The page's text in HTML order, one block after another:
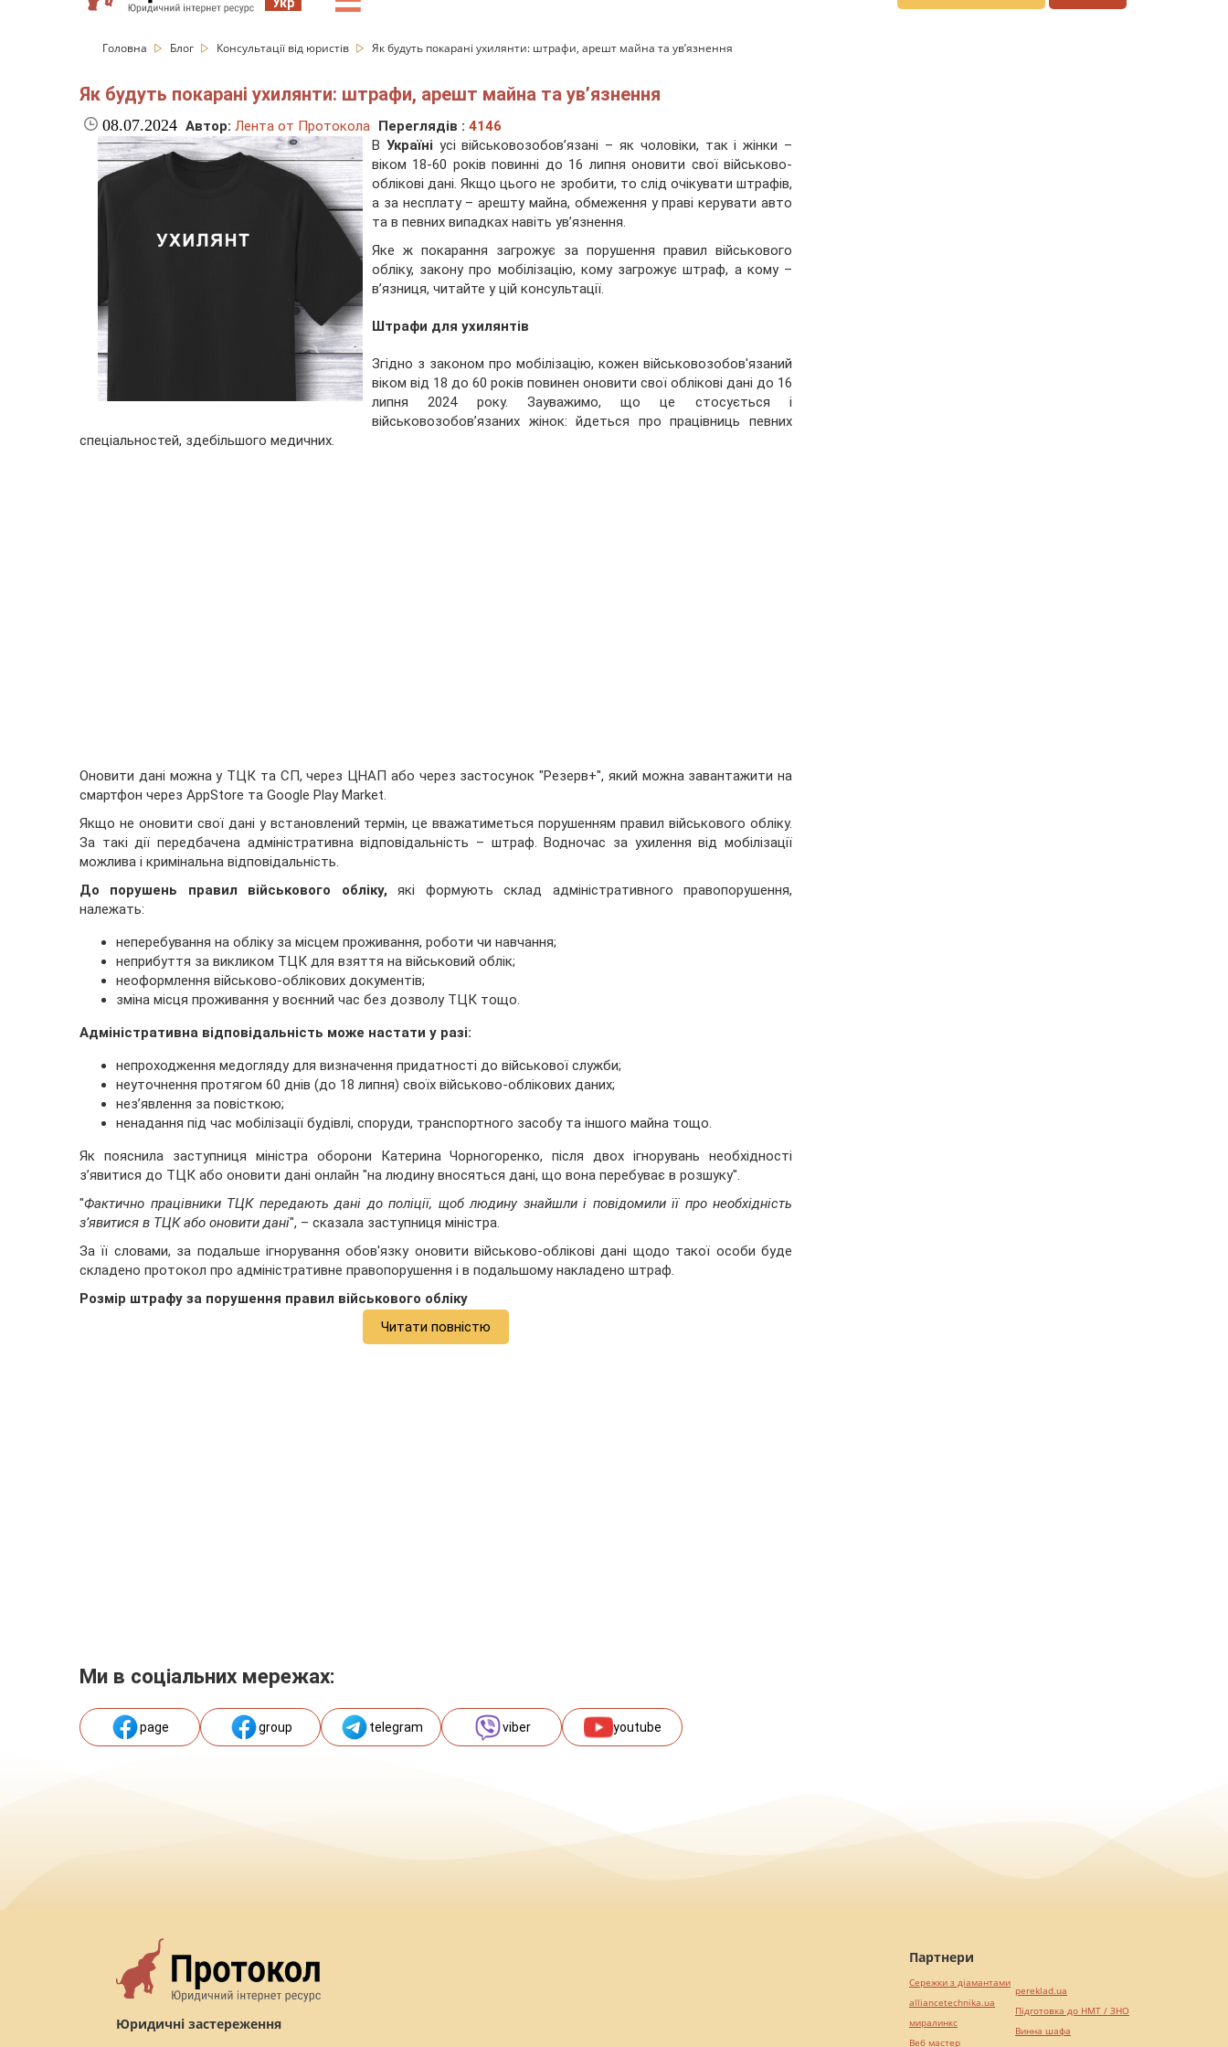
Головна Блог Консультації від юристів Як будуть покарані ухилянти: штрафи, арешт майна та ув’язнення
Як будуть покарані ухилянти: штрафи, арешт майна та ув’язнення
08.07.2024 Автор: Лента от Протокола Переглядів : 4146
В Україні усі військовозобов’язані – як чоловіки, так і жінки –
віком 18-60 років повинні до 16 липня оновити свої військово-
облікові дані. Якщо цього не зробити, то слід очікувати штрафів,
а за несплату – арешту майна, обмеження у праві керувати авто
та в певних випадках навіть ув’язнення.
Яке ж покарання загрожує за порушення правил військового
обліку, закону про мобілізацію, кому загрожує штраф, а кому –
в’язниця, читайте у цій консультації.
Штрафи для ухилянтів
Згідно з законом про мобілізацію, кожен військовозобов'язаний
віком від 18 до 60 років повинен оновити свої облікові дані до 16
липня 2024 року. Зауважимо, що це стосується і
військовозобов’язаних жінок: йдеться про працівниць певних
спеціальностей, здебільшого медичних.
Оновити дані можна у ТЦК та СП, через ЦНАП або через застосунок "Резерв+", який можна завантажити на
смартфон через AppStore та Google Play Market.
Якщо не оновити свої дані у встановлений термін, це вважатиметься порушенням правил військового обліку.
За такі дії передбачена адміністративна відповідальність – штраф. Водночас за ухилення від мобілізації
можлива і кримінальна відповідальність.
До порушень правил військового обліку, які формують склад адміністративного правопорушення,
належать:
неперебування на обліку за місцем проживання, роботи чи навчання;
неприбуття за викликом ТЦК для взяття на військовий облік;
неоформлення військово-облікових документів;
зміна місця проживання у воєнний час без дозволу ТЦК тощо.
Адміністративна відповідальність може настати у разі:
непроходження медогляду для визначення придатності до військової служби;
неуточнення протягом 60 днів (до 18 липня) своїх військово-облікових даних;
нез’явлення за повісткою;
ненадання під час мобілізації будівлі, споруди, транспортного засобу та іншого майна тощо.
Як пояснила заступниця міністра оборони Катерина Чорногоренко, після двох ігнорувань необхідності
з’явитися до ТЦК або оновити дані онлайн "на людину вносяться дані, що вона перебуває в розшуку".
"Фактично працівники ТЦК передають дані до поліції, щоб людину знайшли і повідомили її про необхідність
з’явитися в ТЦК або оновити дані", – сказала заступниця міністра.
За її словами, за подальше ігнорування обов'язку оновити військово-облікові дані щодо такої особи буде
складено протокол про адміністративне правопорушення і в подальшому накладено штраф.
Розмір штрафу за порушення правил військового обліку
Читати повністю
Ми в соціальних мережах:
page group telegram viber youtube
Юридичні застереження
Партнери
Сережки з діамантами
alliancetechnika.ua
миралинкс
Веб мастер
pereklad.ua
Підготовка до НМТ / ЗНО
Винна шафа